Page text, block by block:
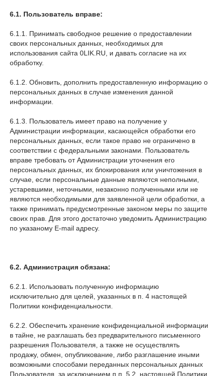
6.1. Пользователь вправе:
6.1.1. Принимать свободное решение о предоставлении
своих персональных данных, необходимых для
использования сайта 0LIK.RU, и давать согласие на их
обработку.
6.1.2. Обновить, дополнить предоставленную информацию о
персональных данных в случае изменения данной
информации.
6.1.3. Пользователь имеет право на получение у
Администрации информации, касающейся обработки его
персональных данных, если такое право не ограничено в
соответствии с федеральными законами. Пользователь
вправе требовать от Администрации уточнения его
персональных данных, их блокирования или уничтожения в
случае, если персональные данные являются неполными,
устаревшими, неточными, незаконно полученными или не
являются необходимыми для заявленной цели обработки, а
также принимать предусмотренные законом меры по защите
своих прав. Для этого достаточно уведомить Администрацию
по указаному E-mail адресу.
6.2. Администрация обязана:
6.2.1. Использовать полученную информацию
исключительно для целей, указанных в п. 4 настоящей
Политики конфиденциальности.
6.2.2. Обеспечить хранение конфиденциальной информации
в тайне, не разглашать без предварительного письменного
разрешения Пользователя, а также не осуществлять
продажу, обмен, опубликование, либо разглашение иными
возможными способами переданных персональных данных
Пользователя, за исключением п.п. 5.2. настоящей Политики